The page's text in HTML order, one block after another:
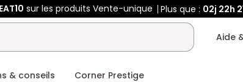
sur les produits Vente-unique Plus que : 02j 22h
Aide
& conseils Corner Prestige